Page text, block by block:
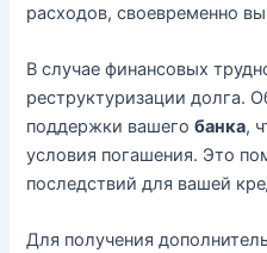
расходов, своевременно
В случае финансовых
реструктуризации долга.
поддержки вашегобанка,
условия погашения. Это
последствий для вашей
Для получения